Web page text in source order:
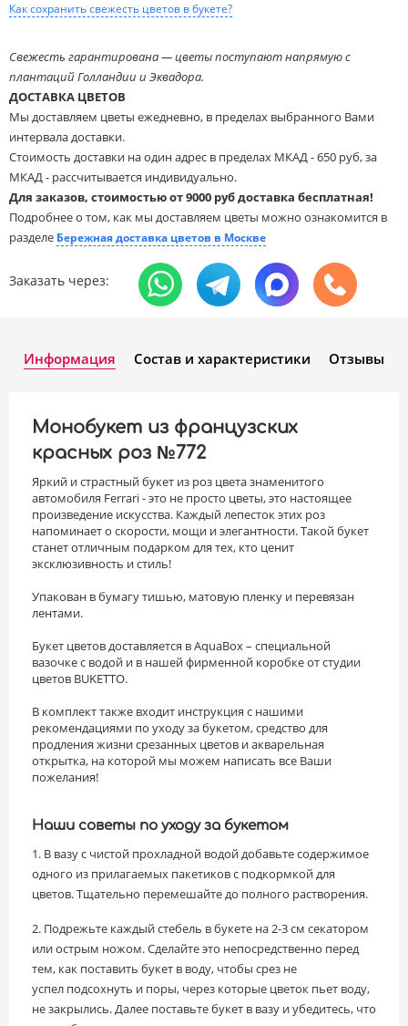
Как сохранить свежесть цветов в букете?
Свежесть гарантирована — цветы поступают напрямую с
плантаций Голландии и Эквадора.
ДОСТАВКА ЦВЕТОВ
Мы доставляем цветы ежедневно, в пределах выбранного Вами
интервала доставки.
Стоимость доставки на один адрес в пределах МКАД - 650 руб, за
МКАД - рассчитывается индивидуально.
Для заказов, стоимостью от 9000 руб доставка бесплатная!
Подробнее о том, как мы доставляем цветы можно ознакомится в
разделе Бережная доставка цветов в Москве
Заказать через:
Информация Состав и характеристики Отзывы
Монобукет из французских
красных роз №772
Яркий и страстный букет из роз цвета знаменитого
автомобиля Ferrari - это не просто цветы, это настоящее
произведение искусства. Каждый лепесток этих роз
напоминает о скорости, мощи и элегантности. Такой букет
станет отличным подарком для тех, кто ценит
эксклюзивность и стиль!
Упакован в бумагу тишью, матовую пленку и перевязан
лентами.
Букет цветов доставляется в AquaBox – специальной
вазочке с водой и в нашей фирменной коробке от студии
цветов BUKETTO.
В комплект также входит инструкция с нашими
рекомендациями по уходу за букетом, средство для
продления жизни срезанных цветов и акварельная
открытка, на которой мы можем написать все Ваши
пожелания!
Наши советы по уходу за букетом
1. В вазу с чистой прохладной водой добавьте содержимое
одного из прилагаемых пакетиков с подкормкой для
цветов. Тщательно перемешайте до полного растворения.
2. Подрежьте каждый стебель в букете на 2-3 см секатором
или острым ножом. Сделайте это непосредственно перед
тем, как поставить букет в воду, чтобы срез не
успел подсохнуть и поры, через которые цветок пьет воду,
не закрылись. Далее поставьте букет в вазу и убедитесь, что